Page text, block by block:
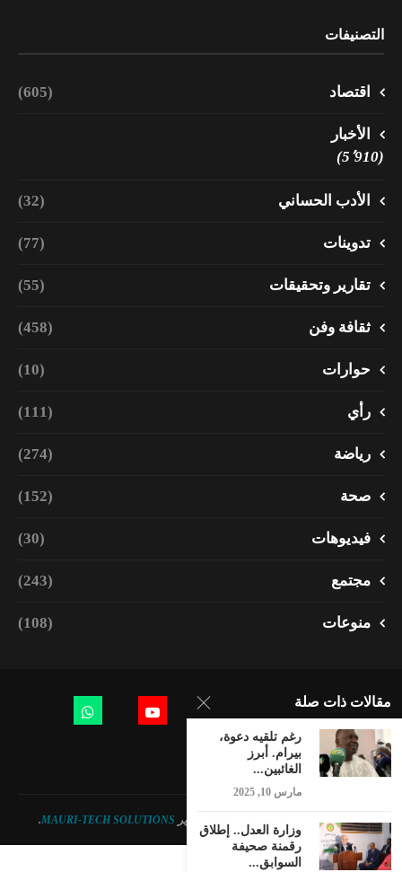
التصنيفات
اقتصاد (605)
الأخبار
(5٬910)
الأدب الحساني (32)
تدوينات (77)
تقارير وتحقيقات (55)
ثقافة وفن (458)
حوارات (10)
رأي (111)
رياضة (274)
صحة (152)
فيديوهات (30)
مجتمع (243)
منوعات (108)
© 2023 - جميع الحقوق محفوظة. تصميم وتطوير MAURI-TECH SOLUTIONS
.
مقالات ذات صلة
رغم تلقيه دعوة،
بيرام. أبرز
الغائبين...
مارس 10, 2025
وزارة العدل.. إطلاق
رقمنة صحيفة
السوابق...